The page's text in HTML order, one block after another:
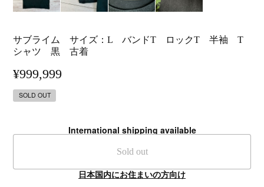
サブライム サイズ：L バンドT ロックT 半袖 T
シャツ 黒 古着
¥999,999
SOLD OUT
International shipping available
Sold out
日本国内にお住まいの方向け